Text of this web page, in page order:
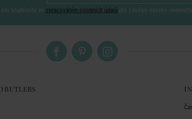
souhlasíte se zpracováním osobních údajů pro zasílání našeho
BUTLERS